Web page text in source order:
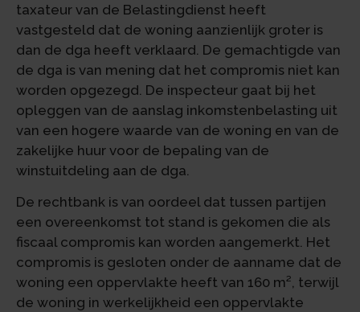
taxateur van de Belastingdienst heeft
vastgesteld dat de woning aanzienlijk groter is
dan de dga heeft verklaard. De gemachtigde van
de dga is van mening dat het compromis niet kan
worden opgezegd. De inspecteur gaat bij het
opleggen van de aanslag inkomstenbelasting uit
van een hogere waarde van de woning en van de
zakelijke huur voor de bepaling van de
winstuitdeling aan de dga.
De rechtbank is van oordeel dat tussen partijen
een overeenkomst tot stand is gekomen die als
fiscaal compromis kan worden aangemerkt. Het
compromis is gesloten onder de aanname dat de
woning een oppervlakte heeft van 160 m², terwijl
de woning in werkelijkheid een oppervlakte